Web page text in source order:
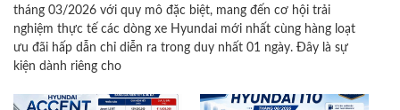
tháng 03/2026 với quy mô đặc biệt, mang đến cơ hội trải
nghiệm thực tế các dòng xe Hyundai mới nhất cùng hàng loạt
ưu đãi hấp dẫn chỉ diễn ra trong duy nhất 01 ngày. Đây là sự
kiện dành riêng cho